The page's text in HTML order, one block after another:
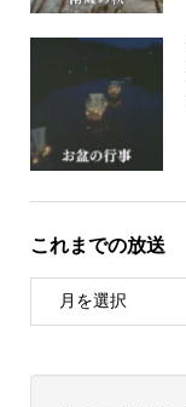
これまでの放送